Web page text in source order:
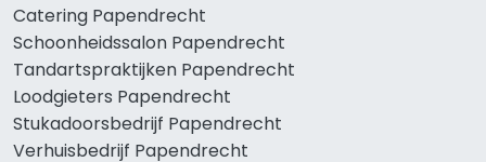
Catering Papendrecht
Schoonheidssalon Papendrecht
Tandartspraktijken Papendrecht
Loodgieters Papendrecht
Stukadoorsbedrijf Papendrecht
Verhuisbedrijf Papendrecht